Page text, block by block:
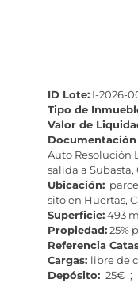
ID Lote: I-2026-
Tipo de
Valor de
Auto Resolución
salida a
Ubicación:
sito en Huertas,
Superficie:493
Propiedad:25%
Referencia
Cargas: libre de
Depósito: 25€ ;